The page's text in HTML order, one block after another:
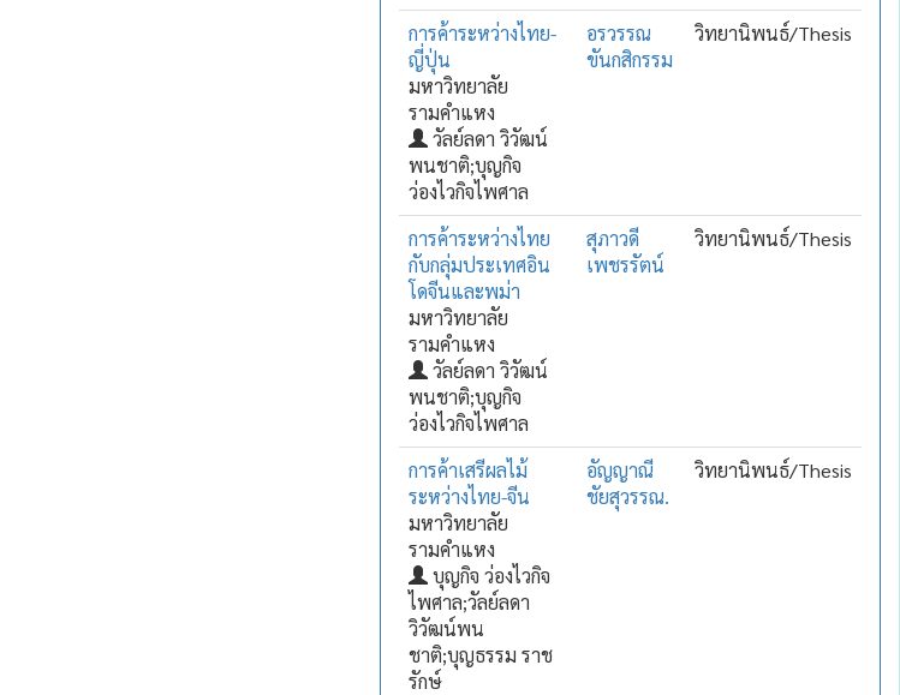
การค้าระหว่างไทย-
ญี่ปุ่น
มหาวิทยาลัย
รามคำแหง
วัลย์ลดา วิวัฒน์
พนชาติ;บุญกิจ
ว่องไวกิจไพศาล
อรวรรณ
ขันกสิกรรม
วิทยานิพนธ์/Thesis
การค้าระหว่างไทย
กับกลุ่มประเทศอิน
โดจีนและพม่า
มหาวิทยาลัย
รามคำแหง
วัลย์ลดา วิวัฒน์
พนชาติ;บุญกิจ
ว่องไวกิจไพศาล
สุภาวดี
เพชรรัตน์
วิทยานิพนธ์/Thesis
การค้าเสรีผลไม้
ระหว่างไทย-จีน
มหาวิทยาลัย
รามคำแหง
บุญกิจ ว่องไวกิจ
ไพศาล;วัลย์ลดา
วิวัฒน์พน
ชาติ;บุญธรรม ราช
รักษ์
อัญญาณี
ชัยสุวรรณ.
วิทยานิพนธ์/Thesis